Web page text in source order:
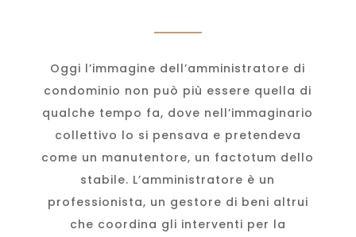
Oggi l’immagine dell’amministratore di
condominio non può più essere quella di
qualche tempo fa, dove nell’immaginario
collettivo lo si pensava e pretendeva
come un manutentore, un factotum dello
stabile. L’amministratore è un
professionista, un gestore di beni altrui
che coordina gli interventi per la